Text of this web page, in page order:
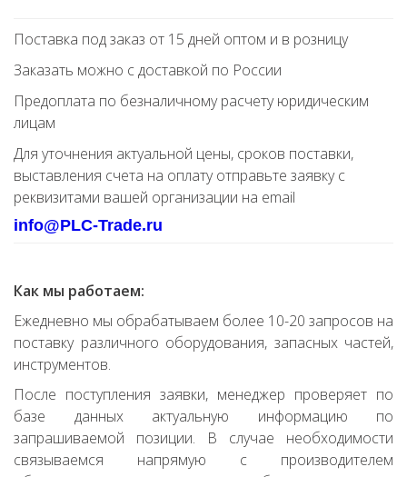
Поставка под заказ от 15 дней оптом и в розницу
Заказать можно с доставкой по России
Предоплата по безналичному расчету юридическим
лицам
Для уточнения актуальной цены, сроков поставки,
выставления счета на оплату отправьте заявку с
реквизитами вашей организации на email
info@PLC-Trade.ru
Как мы работаем:
Ежедневно мы обрабатываем более 10-20 запросов на
поставку различного оборудования, запасных частей,
инструментов.
После поступления заявки, менеджер проверяет по
базе данных актуальную информацию по
запрашиваемой позиции. В случае необходимости
связываемся напрямую с производителем